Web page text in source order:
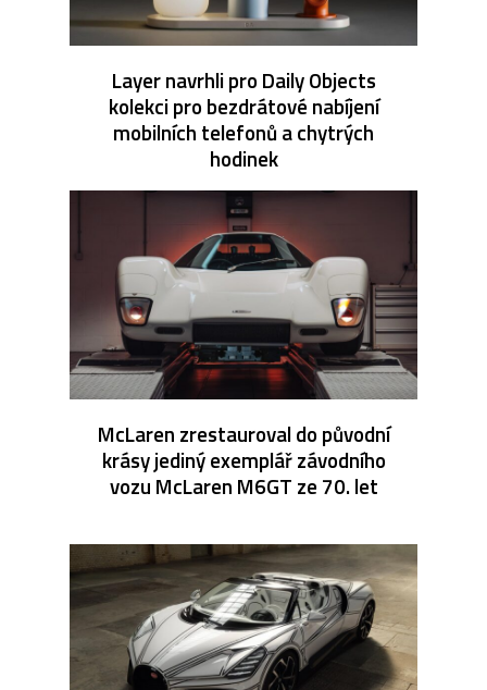
Layer navrhli pro Daily Objects
kolekci pro bezdrátové nabíjení
mobilních telefonů a chytrých
hodinek
McLaren zrestauroval do původní
krásy jediný exemplář závodního
vozu McLaren M6GT ze 70. let